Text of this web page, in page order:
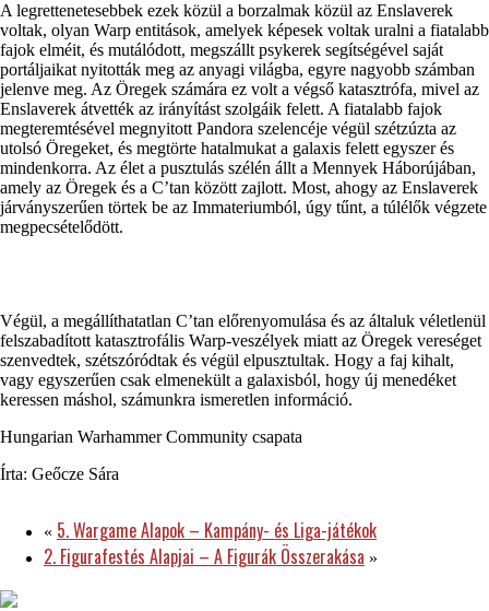
A legrettenetesebbek ezek közül a borzalmak közül az Enslaverek
voltak, olyan Warp entitások, amelyek képesek voltak uralni a fiatalabb
fajok elméit, és mutálódott, megszállt psykerek segítségével saját
portáljaikat nyitották meg az anyagi világba, egyre nagyobb számban
jelenve meg. Az Öregek számára ez volt a végső katasztrófa, mivel az
Enslaverek átvették az irányítást szolgáik felett. A fiatalabb fajok
megteremtésével megnyitott Pandora szelencéje végül szétzúzta az
utolsó Öregeket, és megtörte hatalmukat a galaxis felett egyszer és
mindenkorra. Az élet a pusztulás szélén állt a Mennyek Háborújában,
amely az Öregek és a C’tan között zajlott. Most, ahogy az Enslaverek
járványszerűen törtek be az Immateriumból, úgy tűnt, a túlélők végzete
megpecsételődött.
Végül, a megállíthatatlan C’tan előrenyomulása és az általuk véletlenül
felszabadított katasztrofális Warp-veszélyek miatt az Öregek vereséget
szenvedtek, szétszóródtak és végül elpusztultak. Hogy a faj kihalt,
vagy egyszerűen csak elmenekült a galaxisból, hogy új menedéket
keressen máshol, számunkra ismeretlen információ.
Hungarian Warhammer Community csapata
Írta: Geőcze Sára
« 5. Wargame Alapok – Kampány- és Liga-játékok
2. Figurafestés Alapjai – A Figurák Összerakása »